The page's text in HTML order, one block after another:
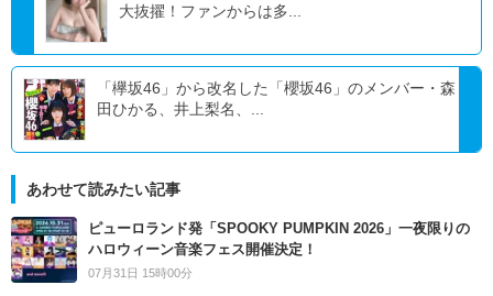
大抜擢！ファンからは多...
「欅坂46」から改名した「櫻坂46」のメンバー・森
田ひかる、井上梨名、...
あわせて読みたい記事
ピューロランド発「SPOOKY PUMPKIN 2026」一夜限りの
ハロウィーン音楽フェス開催決定！
07月31日 15時00分